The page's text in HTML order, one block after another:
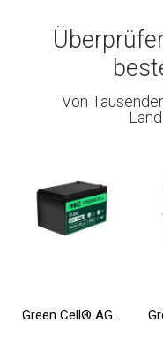
Von
Green Cell® AGM Batterie 12V 12Ah Vlies Wartungsfrei Bleiakku für Elektro Spielzeug UPS Rollstuhl Fahrrad Echolot Scooter